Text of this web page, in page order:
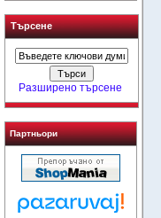
Търсене
Разширено търсене
Партньори